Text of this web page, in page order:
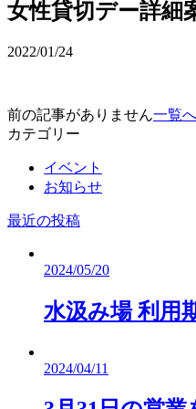
女性貸切デー詳細
2022/01/24
前の記事がありません一覧へ
カテゴリー
イベント
お知らせ
最近の投稿
2024/05/20
水汲み場 利用
2024/04/11